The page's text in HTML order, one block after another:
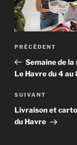
PRÉCÉDENT
Semaine de
Le Havre du 4
Article
suivant
SUIVANT
Livraison et
du Havre